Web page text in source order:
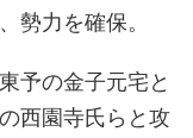
勢力を確保。
予の金子元宅と
西園寺氏らと攻